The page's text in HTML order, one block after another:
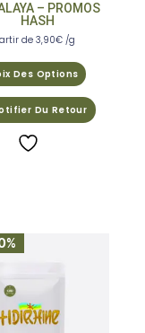
– PROMOS
HASH
de 3,90€ /g
Des Options
Du Retour